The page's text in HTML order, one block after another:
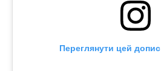
Переглянути цей